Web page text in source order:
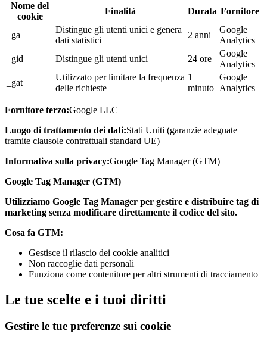
Nome del
cookie
Finalità Durata Fornitore
_ga
Distingue gli utenti unici e genera
dati statistici
2 anni
Google
Analytics
_gid
Distingue gli utenti unici 24 ore
Google
Analytics
_gat
Utilizzato per limitare la frequenza
delle richieste
1
minuto
Google
Analytics
Fornitore terzo:Google LLC
Luogo di trattamento dei dati:Stati Uniti (garanzie adeguate
tramite clausole contrattuali standard UE)
Informativa sulla privacy:Google Tag Manager (GTM)
Google Tag Manager (GTM)
Utilizziamo Google Tag Manager per gestire e distribuire tag di
marketing senza modificare direttamente il codice del sito.
Cosa fa GTM:
Gestisce il rilascio dei cookie analitici
Non raccoglie dati personali
Funziona come contenitore per altri strumenti di tracciamento
Le tue scelte e i tuoi diritti
Gestire le tue preferenze sui cookie